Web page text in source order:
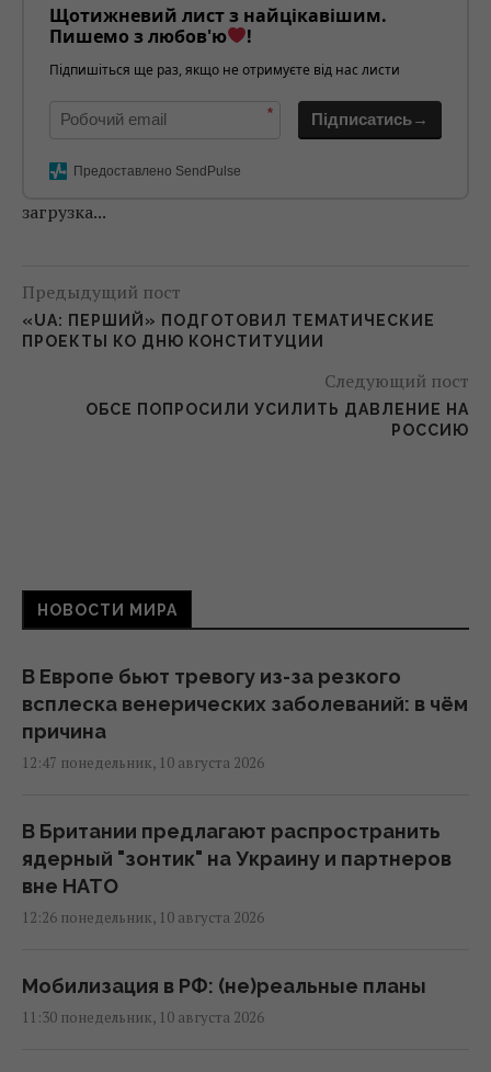
Щотижневий лист з найцікавішим.
Пишемо з любов'ю
!
Підпишіться ще раз, якщо не отримуєте від нас листи
* Підписатись→
Предоставлено SendPulse
загрузка...
Предыдущий пост
«UA: ПЕРШИЙ» ПОДГОТОВИЛ ТЕМАТИЧЕСКИЕ
ПРОЕКТЫ КО ДНЮ КОНСТИТУЦИИ
Следующий пост
ОБСЕ ПОПРОСИЛИ УСИЛИТЬ ДАВЛЕНИЕ НА
РОССИЮ
НОВОСТИ МИРА
В Европе бьют тревогу из-за резкого
всплеска венерических заболеваний: в чём
причина
12:47 понедельник, 10 августа 2026
В Британии предлагают распространить
ядерный "зонтик" на Украину и партнеров
вне НАТО
12:26 понедельник, 10 августа 2026
Мобилизация в РФ: (не)реальные планы
11:30 понедельник, 10 августа 2026